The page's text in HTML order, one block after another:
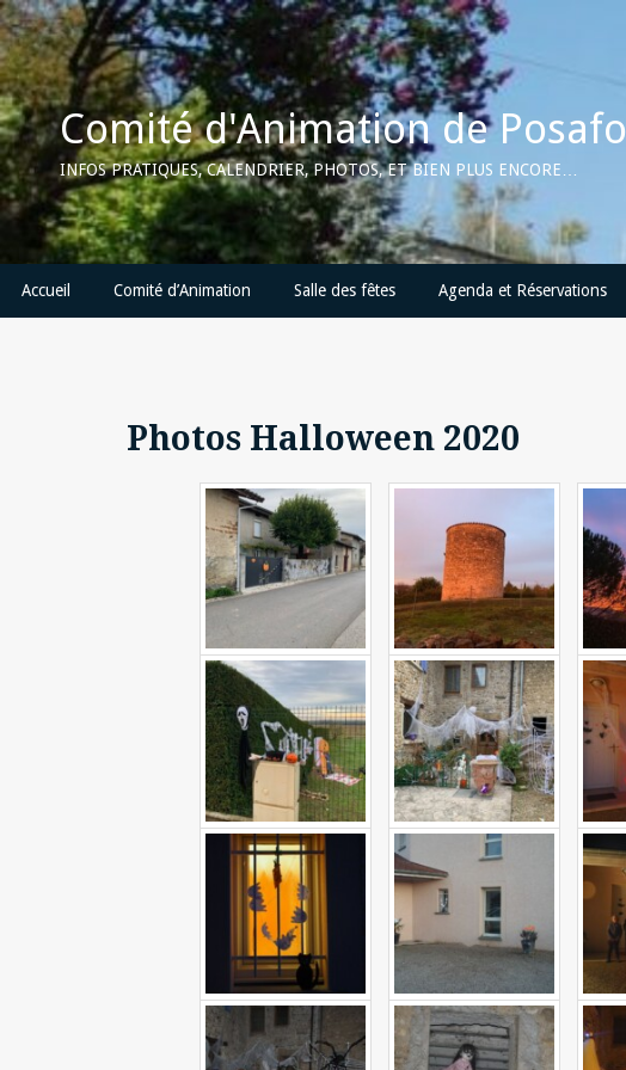
Skip
to
content
Comité d'Animation de Posafol
INFOS PRATIQUES, CALENDRIER, PHOTOS, ET BIEN PLUS ENCORE…
Accueil Comité d’Animation Salle des fêtes Agenda et Réservations
Photos Halloween 2020